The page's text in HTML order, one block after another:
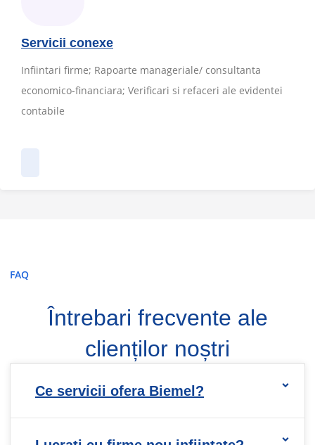
Servicii conexe
Infiintari firme; Rapoarte manageriale/ consultanta
economico-financiara; Verificari si refaceri ale evidentei
contabile
FAQ
Întrebari frecvente ale
clienților noștri
Ce servicii ofera Biemel?